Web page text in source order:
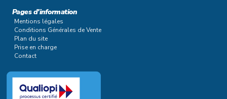
Pages d'information
Mentions légales
Conditions Générales de Vente
Plan du site
Prise en charge
Contact